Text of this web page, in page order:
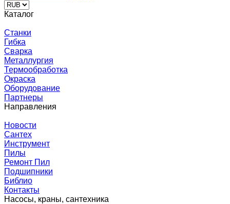
Каталог
Станки
Гибка
Сварка
Металлургия
Термообработка
Окраска
Оборудование
Партнеры
Направления
Новости
Сантех
Инструмент
Пилы
Ремонт Пил
Подшипники
Библио
Контакты
Насосы, краны, сантехника